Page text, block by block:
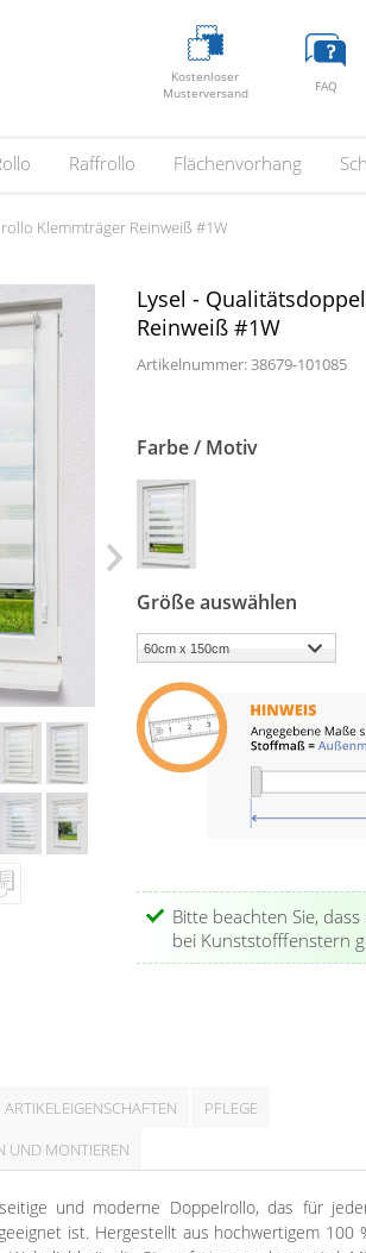
Kostenloser
Musterversand
FAQ
Raffrollo Flächenvorhang
Klemmträger Reinweiß #1W
Lysel -
Reinweiß #1W
Artikelnummer: 38679-101085
Farbe / Motiv
Größe auswählen
Bitte beachten Sie,
bei Kunststofffenstern
ARTIKELEIGENSCHAFTEN
PFLEGE
UND MONTIEREN
und moderne Doppelrollo, das für
ist. Hergestellt aus hochwertigem 100